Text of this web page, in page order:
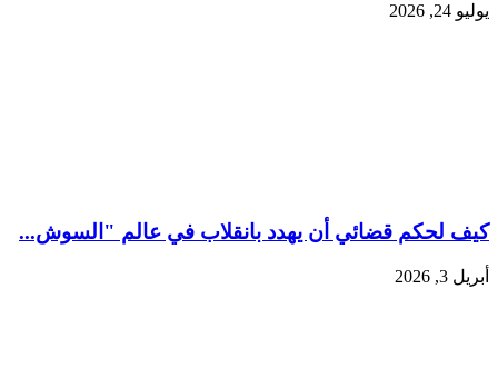
يوليو 24, 2026
كيف لحكم قضائي أن يهدد بانقلاب في عالم "السوش...
أبريل 3, 2026